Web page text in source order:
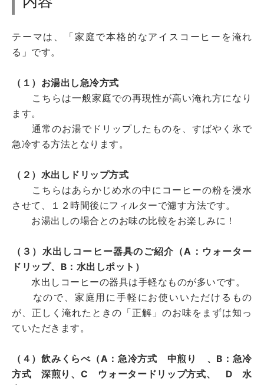
テーマは、「家庭で本格的なアイスコーヒーを淹れ
る」です。
（１）お湯出し急冷方式
こちらは一般家庭での再現性が高い淹れ方になり
ます。
通常のお湯でドリップしたものを、すばやく氷で
急冷する方法となります。
（２）水出しドリップ方式
こちらはあらかじめ水の中にコーヒーの粉を浸水
させて、１２時間後にフィルターで濾す方法です。
お湯出しの場合とのお味の比較をお楽しみに！
（３）水出しコーヒー器具のご紹介（A：ウォーター
ドリップ、B：水出しポット）
水出しコーヒーの器具は手軽なものが多いです。
なので、家庭用に手軽にお使いいただけるもの
が、正しく淹れたときの「正解」のお味をまずは知っ
ていただきます。
（４）飲みくらべ（A：急冷方式 中煎り 、B：急冷
方式 深煎り、C ウォータードリップ方式、 D 水